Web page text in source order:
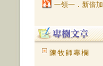
一領一．新倍加
陳牧師專欄